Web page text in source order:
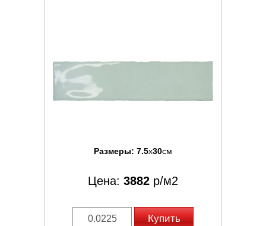
Размеры: 7.5x30см
Цена: 3882 р/м2
Купить